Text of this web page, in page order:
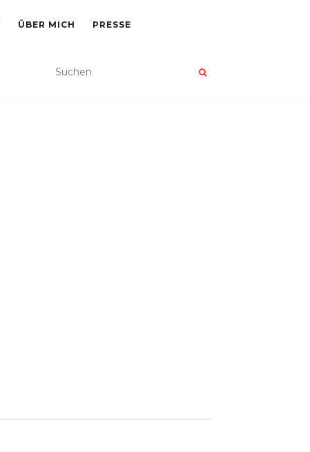
ÜBER MICH PRESSE